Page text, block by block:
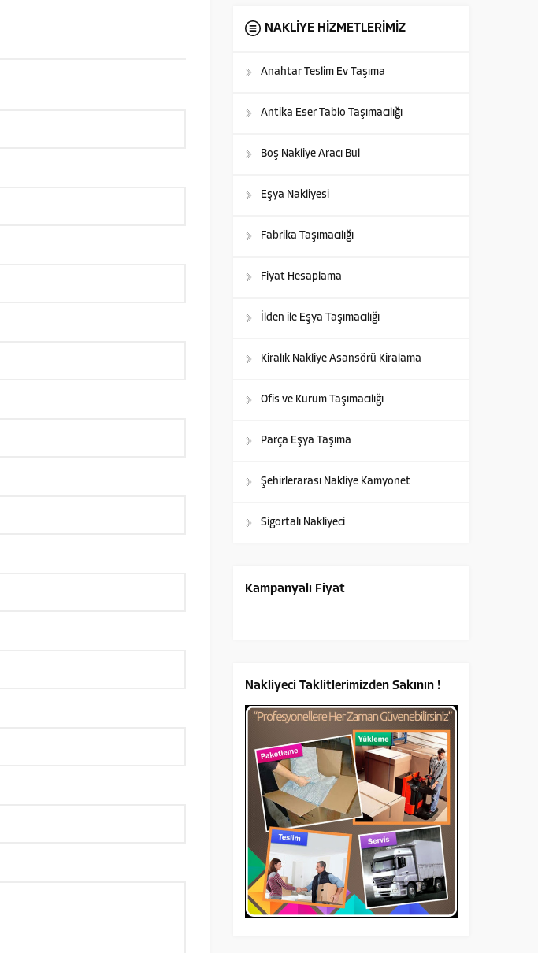
NAKLİYE HİZMETLERİMİZ
Anahtar Teslim Ev Taşıma
Antika Eser Tablo Taşımacılığı
Boş Nakliye Aracı Bul
Eşya Nakliyesi
Fabrika Taşımacılığı
Fiyat Hesaplama
İlden ile Eşya Taşımacılığı
Kiralık Nakliye Asansörü Kiralama
Ofis ve Kurum Taşımacılığı
Parça Eşya Taşıma
Şehirlerarası Nakliye Kamyonet
Sigortalı Nakliyeci
Kampanyalı Fiyat
Nakliyeci Taklitlerimizden Sakının !